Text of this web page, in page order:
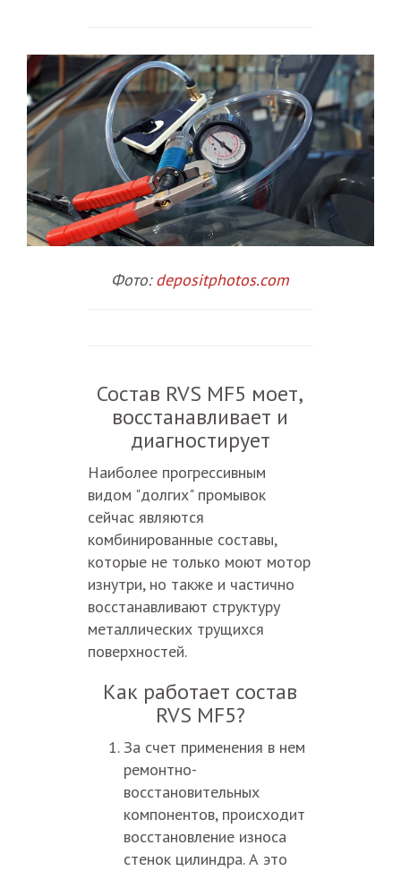
Фото:depositphotos.com
Состав RVS MF5 моет,
восстанавливает и
диагностирует
Наиболее прогрессивным
видом "долгих" промывок
сейчас являются
комбинированные составы,
которые не только моют мотор
изнутри, но также и частично
восстанавливают структуру
металлических трущихся
поверхностей.
Как работает состав
RVS MF5?
За счет применения в нем
ремонтно-
восстановительных
компонентов, происходит
восстановление износа
стенок цилиндра. А это